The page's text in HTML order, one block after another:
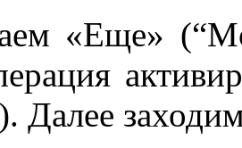
«Еще» (“
Далее